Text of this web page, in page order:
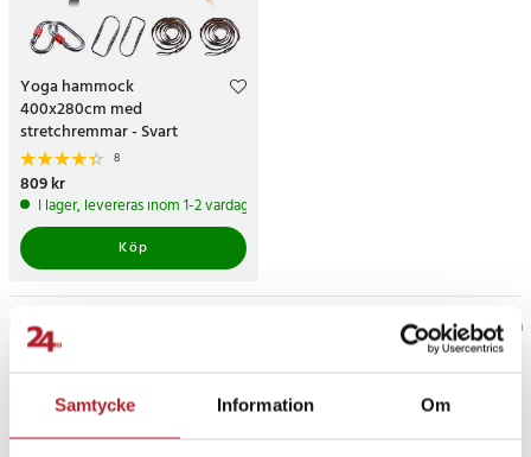
Samtycke Information Om
Yoga hammock
400x280cm med
stretchremmar - Svart
8
Pris:809 kr
809 kr
I lager, levereras inom 1-2 vardagar
Köp
Föregående Nästa